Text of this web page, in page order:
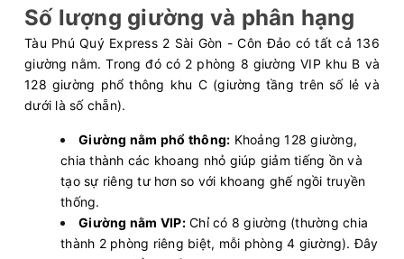
Số lượng giường và phân hạng
Tàu Phú Quý Express 2 Sài Gòn - Côn Đảo có tất cả 136
giường nằm. Trong đó có 2 phòng 8 giường VIP khu B và
128 giường phổ thông khu C (giường tầng trên số lẻ và
dưới là số chẵn).
Giường nằm phổ thông: Khoảng 128 giường,
chia thành các khoang nhỏ giúp giảm tiếng ồn và
tạo sự riêng tư hơn so với khoang ghế ngồi truyền
thống.
Giường nằm VIP:Chỉ có 8 giường (thường chia
thành 2 phòng riêng biệt, mỗi phòng 4 giường). Đây